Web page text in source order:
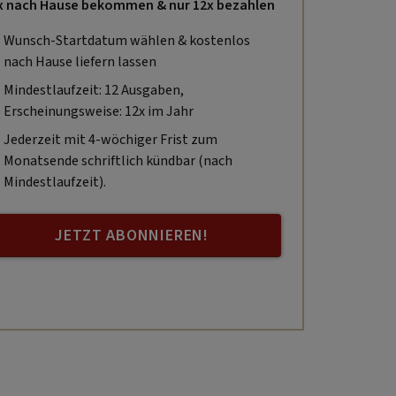
nach Hause bekommen & nur 12x bezahlen
Wunsch-Startdatum wählen & kostenlos
nach Hause liefern lassen
Mindestlaufzeit: 12 Ausgaben,
Erscheinungsweise: 12x im Jahr
Jederzeit mit 4-wöchiger Frist zum
Monatsende schriftlich kündbar (nach
Mindestlaufzeit).
JETZT ABONNIEREN!